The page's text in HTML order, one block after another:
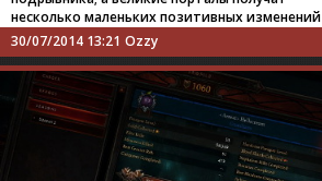
несколько маленьких позитивных изменений
30/07/2014 13:21 Ozzy